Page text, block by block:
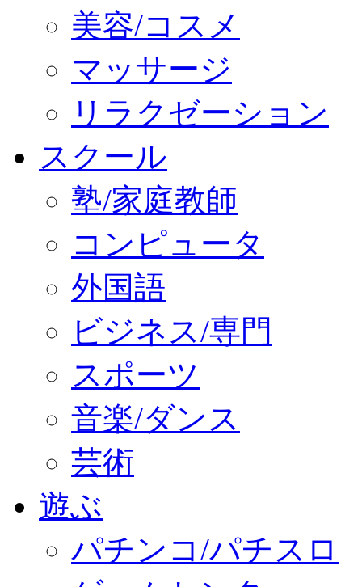
美容/コスメ
マッサージ
リラクゼーション
スクール
塾/家庭教師
コンピュータ
外国語
ビジネス/専門
スポーツ
音楽/ダンス
芸術
遊ぶ
パチンコ/パチスロ